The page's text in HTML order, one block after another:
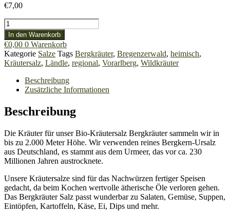
€7,00
Bio-
Kräutersalz
Bergkräuter
Menge
In den Warenkorb
€0,00 0 Warenkorb
Kategorie Salze Tags Bergkräuter, Bregenzerwald, heimisch,
Kräutersalz, Ländle, regional, Vorarlberg, Wildkräuter
Beschreibung
Zusätzliche Informationen
Beschreibung
Die Kräuter für unser Bio-Kräutersalz Bergkräuter sammeln wir in
bis zu 2.000 Meter Höhe. Wir verwenden reines Bergkern-Ursalz
aus Deutschland, es stammt aus dem Urmeer, das vor ca. 230
Millionen Jahren austrocknete.
Unsere Kräutersalze sind für das Nachwürzen fertiger Speisen
gedacht, da beim Kochen wertvolle ätherische Öle verloren gehen.
Das Bergkräuter Salz passt wunderbar zu Salaten, Gemüse, Suppen,
Eintöpfen, Kartoffeln, Käse, Ei, Dips und mehr.